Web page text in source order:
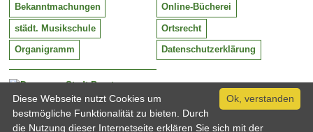
Stadt Barntrup
Mittelstraße 38
32683 Barntrup
Tel:
05263 / 409-0
Bekanntmachungen Online-Bücherei
städt. Musikschule Ortsrecht
Organigramm Datenschutzerklärung
Ok, verstanden
Diese Webseite nutzt Cookies um
bestmögliche Funktionalität zu bieten. Durch
die Nutzung dieser Internetseite erklären Sie sich mit der